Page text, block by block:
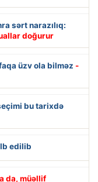
sərt narazılıq:
doğurur
üzv ola bilməz -
bu tarixdə
edilib
da, müəllif